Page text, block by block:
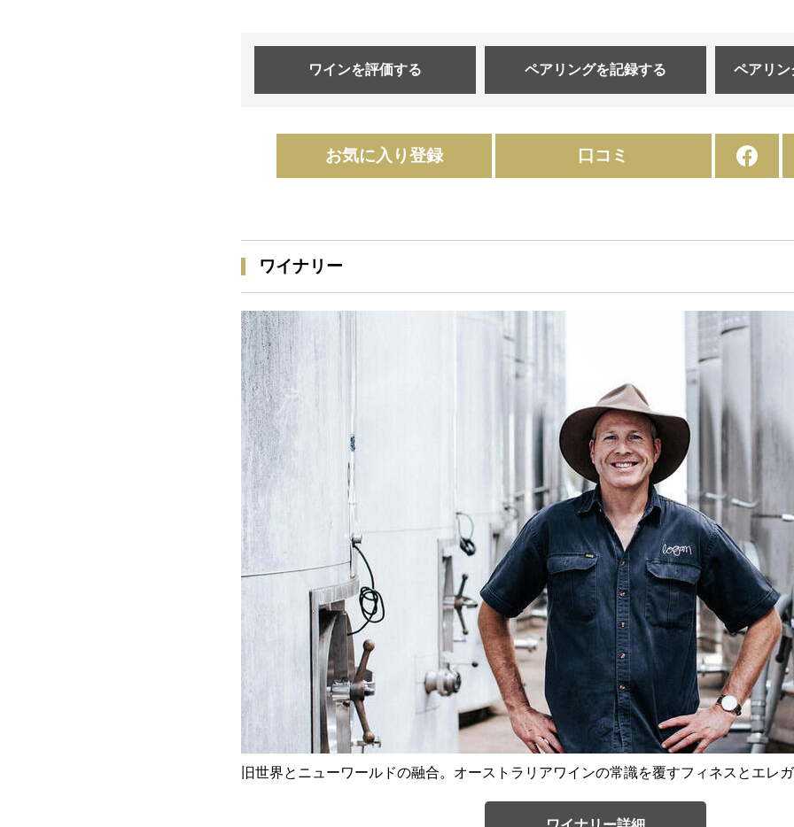
ワインを評価する ペアリングを記録する ペアリン
お気に入り登録 口コミ
ワイナリー
旧世界とニューワールドの融合。オーストラリアワインの常識を覆すフィネスとエレ